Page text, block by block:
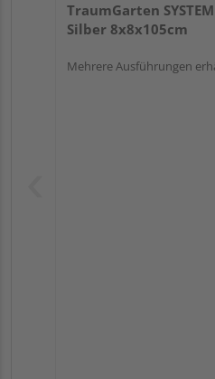
TraumGarten
Silber 8x8x105cm
Mehrere Ausführungen